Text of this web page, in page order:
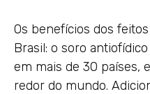
Os benefícios dos
Brasil: o soro
em mais de 30 países,
redor do mundo.